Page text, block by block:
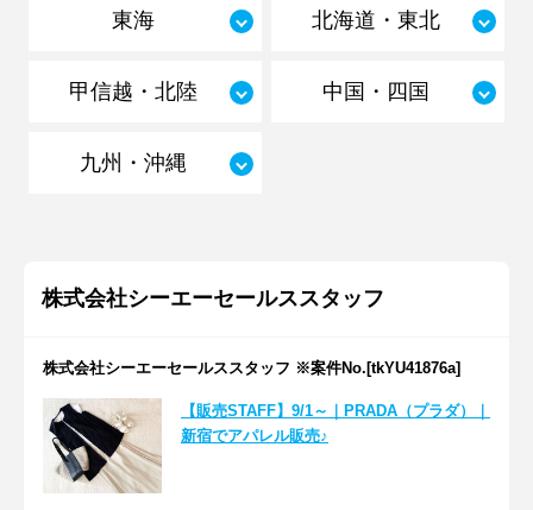
東海 北海道・東北
甲信越・北陸 中国・四国
九州・沖縄
株式会社シーエーセールススタッフ
株式会社シーエーセールススタッフ ※案件No.[tkYU41876a]
【販売STAFF】9/1～｜PRADA（プラダ）｜
新宿でアパレル販売♪